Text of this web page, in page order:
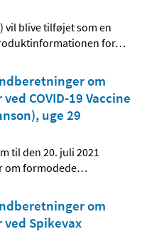
vil blive tilføjet som en
for…
om
COVID-19 Vaccine
uge 29
til den 20. juli 2021
om formodede…
om
Spikevax